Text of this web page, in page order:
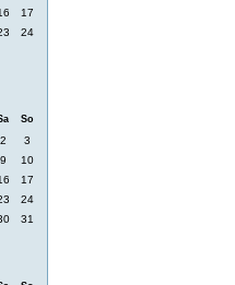
17
24
So
2
3
9
10
17
24
31